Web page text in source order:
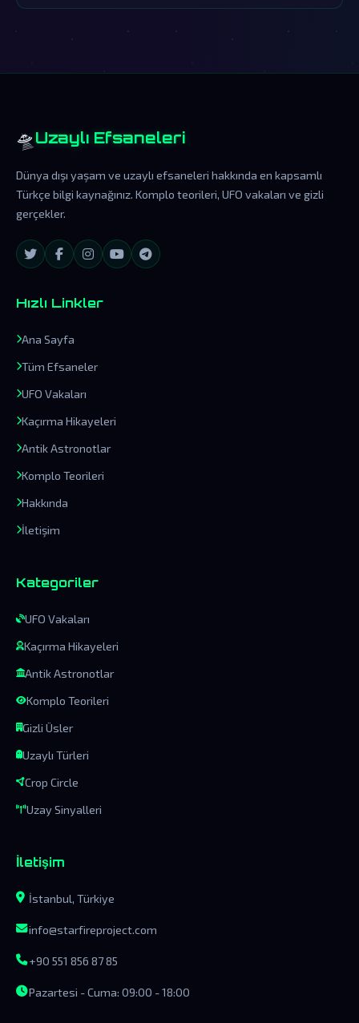
🛸 Uzaylı Efsaneleri
Dünya dışı yaşam ve uzaylı efsaneleri hakkında en kapsamlı
Türkçe bilgi kaynağınız. Komplo teorileri, UFO vakaları ve gizli
gerçekler.
Hızlı Linkler
Ana Sayfa
Tüm Efsaneler
UFO Vakaları
Kaçırma Hikayeleri
Antik Astronotlar
Komplo Teorileri
Hakkında
İletişim
Kategoriler
UFO Vakaları
Kaçırma Hikayeleri
Antik Astronotlar
Komplo Teorileri
Gizli Üsler
Uzaylı Türleri
Crop Circle
Uzay Sinyalleri
İletişim
İstanbul, Türkiye
info@starfireproject.com
+90 551 856 87 85
Pazartesi - Cuma: 09:00 - 18:00